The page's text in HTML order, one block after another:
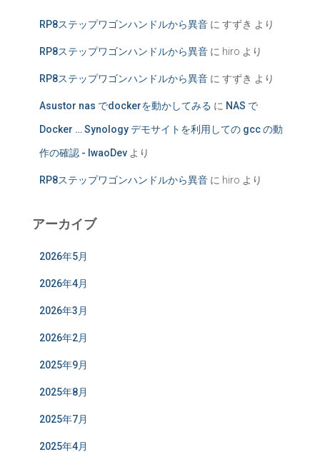
RP8ステップワゴンハンドルから異音 に すずき より
RP8ステップワゴンハンドルから異音 に hiro より
RP8ステップワゴンハンドルから異音 に すずき より
Asustor nas でdockerを動かしてみる に NAS で
Docker … Synology デモサイトを利用しての gcc の動
作の確認 - IwaoDev より
RP8ステップワゴンハンドルから異音 に hiro より
アーカイブ
2026年5月
2026年4月
2026年3月
2026年2月
2025年9月
2025年8月
2025年7月
2025年4月